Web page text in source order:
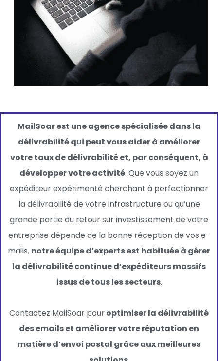
MailSoar est une agence spécialisée dans la
délivrabilité qui peut vous aider à améliorer
votre taux de délivrabilité et, par conséquent, à
développer votre activité. Que vous soyez un
expéditeur expérimenté cherchant à perfectionner
la délivrabilité de votre infrastructure ou qu’une
grande partie du retour sur investissement de votre
entreprise dépende de la bonne réception de vos e-
mails, notre équipe d’experts est habituée à gérer
la délivrabilité continue d’expéditeurs massifs
issus de tous les secteurs.
Contactez MailSoar pouroptimiser la délivrabilité
des emails et améliorer votre réputation en
matière d’envoi postal grâce aux meilleures